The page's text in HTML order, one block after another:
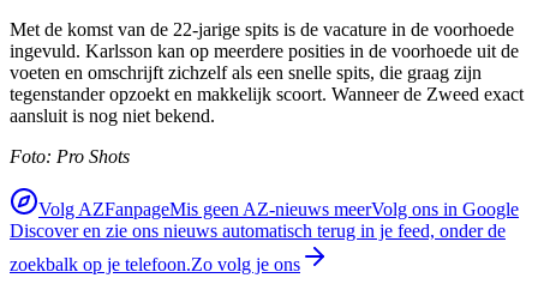
Met de komst van de 22-jarige spits is de vacature in de voorhoede
ingevuld. Karlsson kan op meerdere posities in de voorhoede uit de
voeten en omschrijft zichzelf als een snelle spits, die graag zijn
tegenstander opzoekt en makkelijk scoort. Wanneer de Zweed exact
aansluit is nog niet bekend.
Foto: Pro Shots
Volg AZFanpageMis geen AZ-nieuws meerVolg ons in Google
Discover en zie ons nieuws automatisch terug in je feed, onder de
zoekbalk op je telefoon.Zo volg je ons